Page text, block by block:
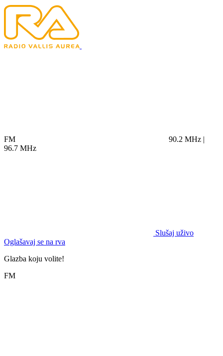
FM
90.2 MHz |
96.7 MHz
Slušaj uživo
Oglašavaj se na rva
Glazba koju volite!
FM